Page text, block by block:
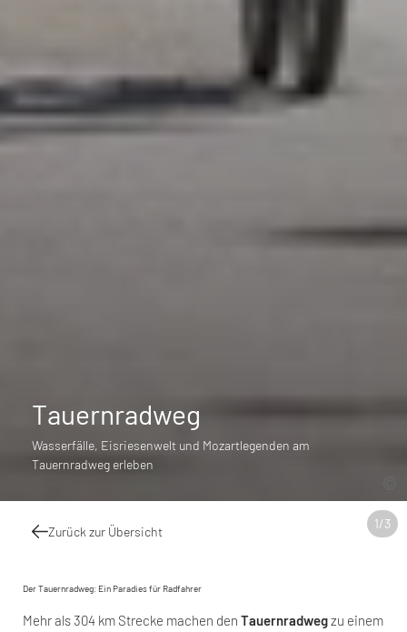
1/3
Tauernradweg
Wasserfälle, Eisriesenwelt und Mozartlegenden am
Tauernradweg erleben
Zurück zur Übersicht
Der Tauernradweg: Ein Paradies für Radfahrer
Mehr als 304 km Strecke machen den Tauernradwegzu einem